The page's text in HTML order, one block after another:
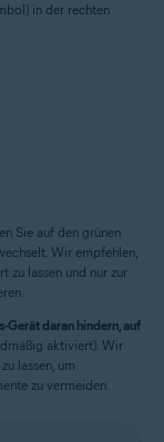
in der rechten
Sie auf den grünen
Wir empfehlen,
zu lassen und nur zur
daran hindern, auf
aktiviert): Wir
lassen, um
zu vermeiden.